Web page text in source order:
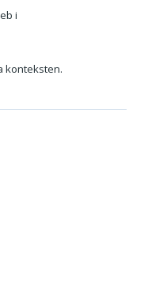
i
konteksten.